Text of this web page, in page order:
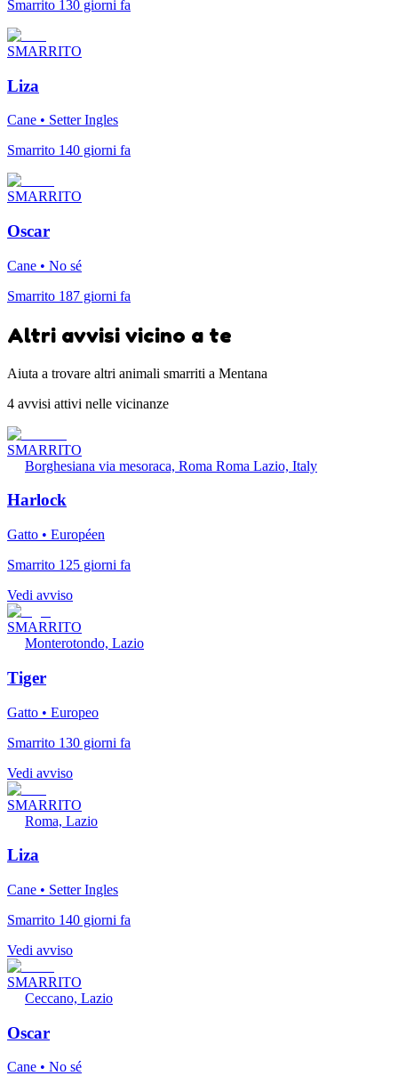
Smarrito 130 giorni fa
SMARRITO
Liza
Cane • Setter Ingles
Smarrito 140 giorni fa
SMARRITO
Oscar
Cane • No sé
Smarrito 187 giorni fa
Altri avvisi vicino a te
Aiuta a trovare altri animali smarriti a Mentana
4 avvisi attivi nelle vicinanze
SMARRITO
Borghesiana via mesoraca, Roma Roma Lazio, Italy
Harlock
Gatto • Européen
Smarrito 125 giorni fa
Vedi avviso
SMARRITO
Monterotondo, Lazio
Tiger
Gatto • Europeo
Smarrito 130 giorni fa
Vedi avviso
SMARRITO
Roma, Lazio
Liza
Cane • Setter Ingles
Smarrito 140 giorni fa
Vedi avviso
SMARRITO
Ceccano, Lazio
Oscar
Cane • No sé